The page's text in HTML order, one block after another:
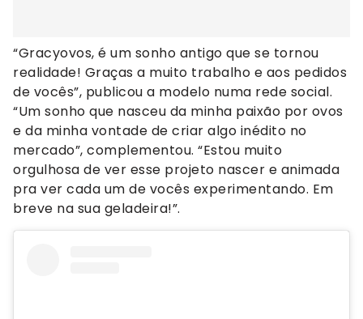
“Gracyovos, é um sonho antigo que se tornou
realidade! Graças a muito trabalho e aos pedidos
de vocês”, publicou a modelo numa rede social.
“Um sonho que nasceu da minha paixão por ovos
e da minha vontade de criar algo inédito no
mercado”, complementou. “Estou muito
orgulhosa de ver esse projeto nascer e animada
pra ver cada um de vocês experimentando. Em
breve na sua geladeira!”.